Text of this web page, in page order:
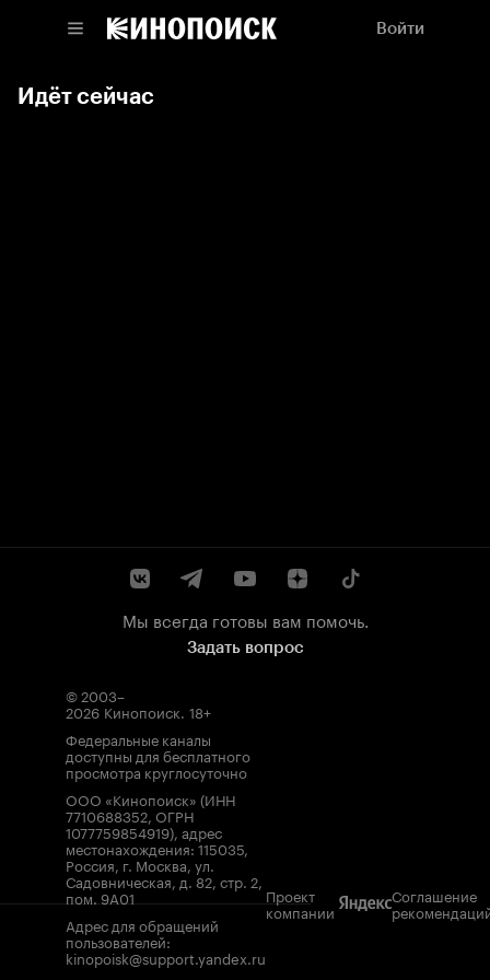
Войти
Идёт сейчас
Мы всегда готовы вам помочь.
Задать вопрос
© 2003–
2026 Кинопоиск. 18+
Федеральные каналы
доступны для бесплатного
просмотра круглосуточно
ООО «Кинопоиск» (ИНН
7710688352, ОГРН
1077759854919), адрес
местонахождения: 115035,
Россия, г. Москва, ул.
Садовническая, д. 82, стр. 2,
пом. 9А01
Адрес для обращений
пользователей:
kinopoisk@support.yandex.ru
Проект
компании
Соглашение